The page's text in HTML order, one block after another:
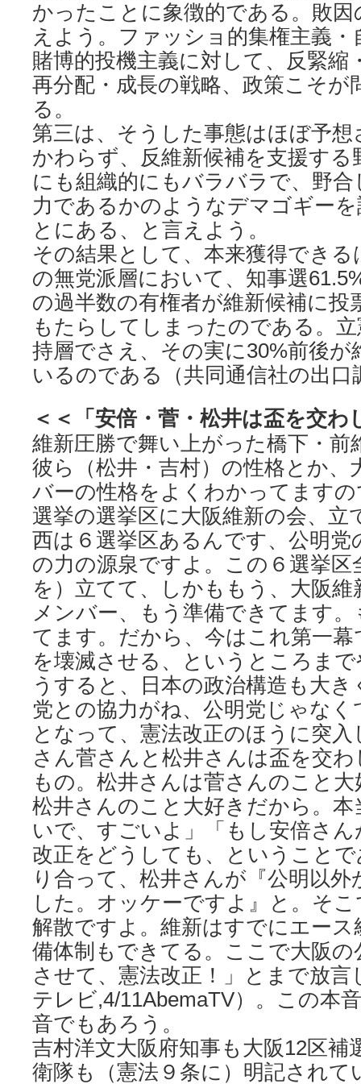
かったことに象徴的である。敗
えよう。ファッショ的集権主義・
賭博的投機主義に対して、反緊縮
再分配・成長の戦略、政策こそ
る。
第三は、そうした事態はほぼ予
かわらず、反維新候補を支援する
にも組織的にもバラバラで、野
力であるかのようなデマゴギー
とにある、と言えよう。
その結果として、本来獲得でき
の無党派層において、知事選
の過半数の有権者が維新候補に投
もたらしてしまったのである。
持層でさえ、その実に30%前後が
いるのである（共同通信社の出口
＜＜「安倍・菅・松井は盃を交わ
維新圧勝で舞い上がった橋下・前
彼ら（松井・吉村）の性格とか、
バーの性格をよくわかってます
選挙の選挙区に大阪維新の会、立
西は６選挙区あるんです、公明党
の力の源泉ですよ。この６選挙区
を）立てて、しかももう、大阪
メンバー、もう準備できてます
てます。だから、今はこれ第一幕
を壊滅させる、というところま
うすると、日本の政治構造も大
党との協力がね、公明党じゃな
となって、憲法改正のほうに突
さん菅さんと松井さんは盃を交
もの。松井さんは菅さんのこと
松井さんのこと大好きだから。
いで、すごいよ」「もし安倍さ
改正をどうしても、ということ
り合って、松井さんが『公明以
した。オッケーですよ』と。そ
解散ですよ。維新はすでにエー
備体制もできてる。ここで大阪
させて、憲法改正！」とまで放
テレビ,4/11AbemaTV）。この本
音でもあろう。
吉村洋文大阪府知事も大阪12区補
衛隊も（憲法９条に）明記されて